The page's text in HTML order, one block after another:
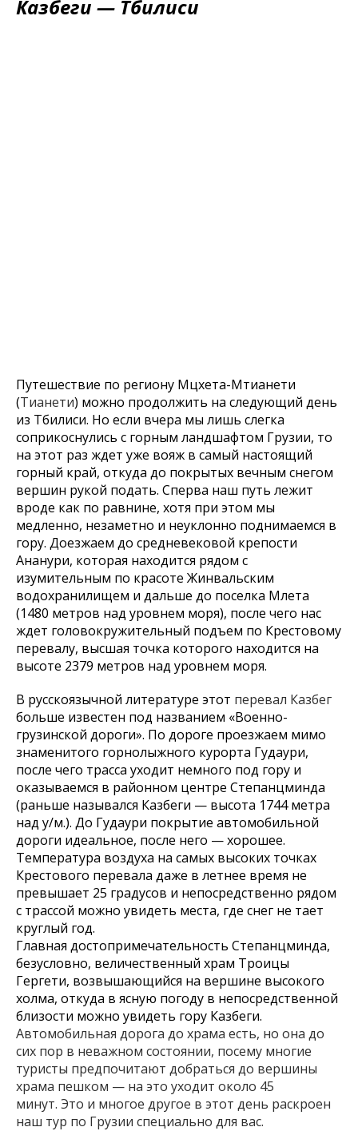
Казбеги — Тбилиси
Путешествие по региону Мцхета-Мтианети
(Тианети) можно продолжить на следующий день
из Тбилиси. Но если вчера мы лишь слегка
соприкоснулись с горным ландшафтом Грузии, то
на этот раз ждет уже вояж в самый настоящий
горный край, откуда до покрытых вечным снегом
вершин рукой подать. Сперва наш путь лежит
вроде как по равнине, хотя при этом мы
медленно, незаметно и неуклонно поднимаемся в
гору. Доезжаем до средневековой крепости
Ананури, которая находится рядом с
изумительным по красоте Жинвальским
водохранилищем и дальше до поселка Млета
(1480 метров над уровнем моря), после чего нас
ждет головокружительный подъем по Крестовому
перевалу, высшая точка которого находится на
высоте 2379 метров над уровнем моря.
В русскоязычной литературе этот перевал Казбег
больше известен под названием «Военно-
грузинской дороги». По дороге проезжаем мимо
знаменитого горнолыжного курорта Гудаури,
после чего трасса уходит немного под гору и
оказываемся в районном центре Степанцминда
(раньше назывался Казбеги — высота 1744 метра
над у/м.). До Гудаури покрытие автомобильной
дороги идеальное, после него — хорошее.
Температура воздуха на самых высоких точках
Крестового перевала даже в летнее время не
превышает 25 градусов и непосредственно рядом
с трассой можно увидеть места, где снег не тает
круглый год.
Главная достопримечательность Степанцминда,
безусловно, величественный храм Троицы
Гергети, возвышающийся на вершине высокого
холма, откуда в ясную погоду в непосредственной
близости можно увидеть гору Казбеги.
Автомобильная дорога до храма есть, но она до
сих пор в неважном состоянии, посему многие
туристы предпочитают добраться до вершины
храма пешком — на это уходит около 45
минут. Это и многое другое в этот день раскроен
наш тур по Грузии специально для вас.